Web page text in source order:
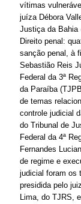
vítimas
juíza Débora
Justiça da Bahia
Direito penal:
sanção penal, à
Sebastião Reis
Federal da 3ª
da Paraíba
de temas
controle judicial
do Tribunal de
Federal da 4ª
Fernandes
de regime e
judicial foram os
presidida pelo
Lima, do TJRS,